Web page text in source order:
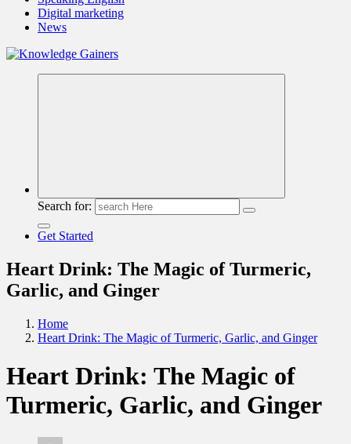
Digital marketing
News
Read & Spread
Search for:
Get Started
Heart Drink: The Magic of Turmeric,
Garlic, and Ginger
Home
Heart Drink: The Magic of Turmeric, Garlic, and Ginger
Heart Drink: The Magic of
Turmeric, Garlic, and Ginger